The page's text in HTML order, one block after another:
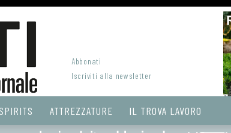
Abbonati
Iscriviti alla newsletter
ATTREZZATURE IL TROVA LAVORO